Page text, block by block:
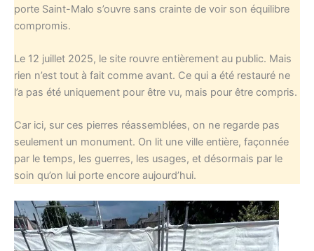
porte Saint-Malo s’ouvre sans crainte de voir son équilibre
compromis.
Le 12 juillet 2025, le site rouvre entièrement au public. Mais
rien n’est tout à fait comme avant. Ce qui a été restauré ne
l’a pas été uniquement pour être vu, mais pour être compris.
Car ici, sur ces pierres réassemblées, on ne regarde pas
seulement un monument. On lit une ville entière, façonnée
par le temps, les guerres, les usages, et désormais par le
soin qu’on lui porte encore aujourd’hui.